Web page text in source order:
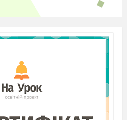
знати постійні
І ми упевнені, що
тон своїм
Тому що відомо,
на 3-х китах – Жінка,